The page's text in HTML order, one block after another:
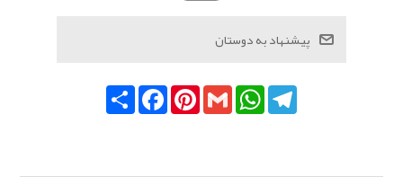
اشتراکFacebookPinterestGmail
WhatsAppTelegram